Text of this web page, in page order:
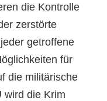
die Kontrolle
zerstörte
getroffene
für
die militärische
wird die Krim